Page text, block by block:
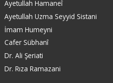
Ayetullah Hamaneî
Ayetullah Uzma Seyyid Sistani
İmam Humeyni
Cafer Sübhanî
Dr. Ali Şeriati
Dr. Rıza Ramazani